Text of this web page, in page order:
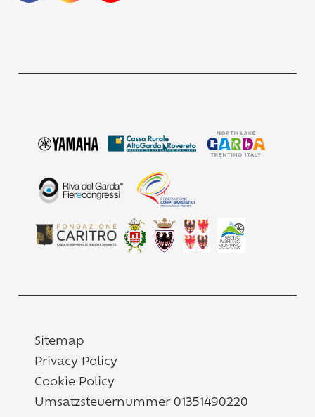
Sitemap
Privacy Policy
Cookie Policy
Umsatzsteuernummer 01351490220